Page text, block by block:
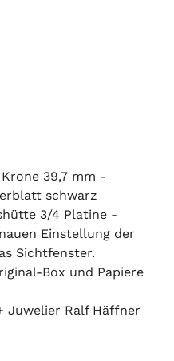
39,7 mm -
schwarz
3/4 Platine -
Einstellung der
Sichtfenster.
Box und Papiere
Juwelier Ralf Häffner